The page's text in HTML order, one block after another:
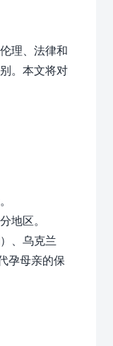
理、法律和
。本文将对
地区。
、乌克兰
孕母亲的保